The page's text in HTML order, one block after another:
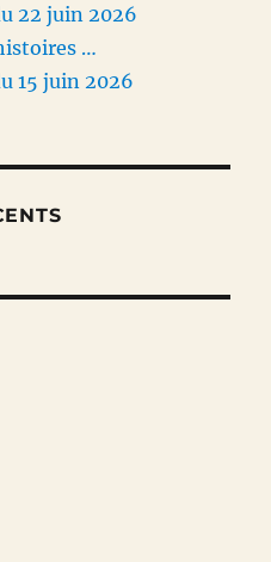
22 juin 2026
…
15 juin 2026